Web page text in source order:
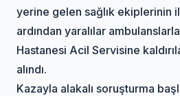
yerine gelen sağlık ekiplerinin
ardından yaralılar
Hastanesi Acil Servisine
alındı.
Kazayla alakalı soruşturma